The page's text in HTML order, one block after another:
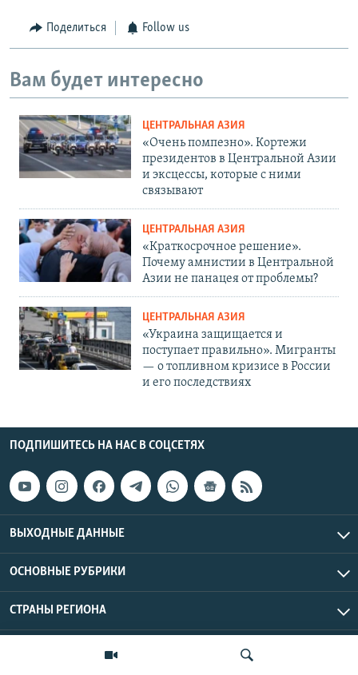
Поделиться Follow us
Вам будет интересно
ЦЕНТРАЛЬНАЯ АЗИЯ
«Очень помпезно». Кортежи
президентов в Центральной Азии
и эксцессы, которые с ними
связывают
ЦЕНТРАЛЬНАЯ АЗИЯ
«Краткосрочное решение».
Почему амнистии в Центральной
Азии не панацея от проблемы?
ЦЕНТРАЛЬНАЯ АЗИЯ
«Украина защищается и
поступает правильно». Мигранты
— о топливном кризисе в России
и его последствиях
ПОДПИШИТЕСЬ НА НАС В СОЦСЕТЯХ
ВЫХОДНЫЕ ДАННЫЕ
ОСНОВНЫЕ РУБРИКИ
СТРАНЫ РЕГИОНА
Азаттык Азия © 2026 RFE/RL, Inc. | Все права защищены.